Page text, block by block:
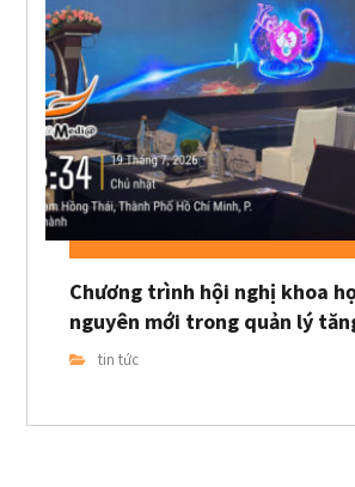
Chương trình hội nghị khoa
nguyên mới trong quản lý
tin tức